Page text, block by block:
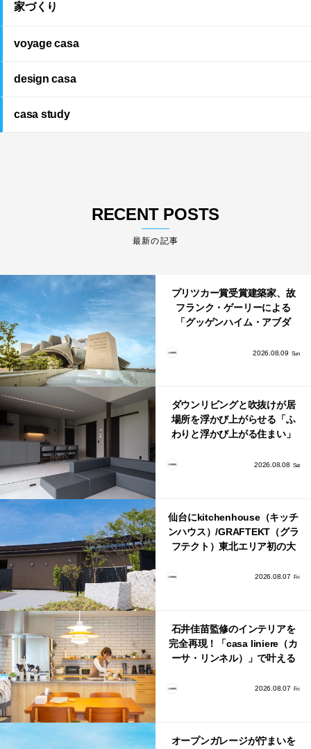
家づくり
voyage casa
design casa
casa study
RECENT POSTS
最新の記事
プリツカー賞受賞建築家、故
フランク・ゲーリーによる
「グッゲンハイム・アブダ
2026.08.09 Sun
ダウンリビングと吹抜けが居
場所を浮かび上がらせる「ふ
わりと浮かび上がる住まい」
2026.08.08 Sat
仙台にkitchenhouse（キッチ
ンハウス）/GRAFTEKT（グラ
フテクト）東北エリア初の大
2026.08.07 Fri
石井佳苗監修のインテリアを
完全再現！「casa liniere（カ
ーサ・リンネル）」で叶える
2026.08.07 Fri
オープンガレージが佇まいを